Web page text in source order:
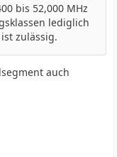
bis 52,000 MHz
lediglich
zulässig.
auch